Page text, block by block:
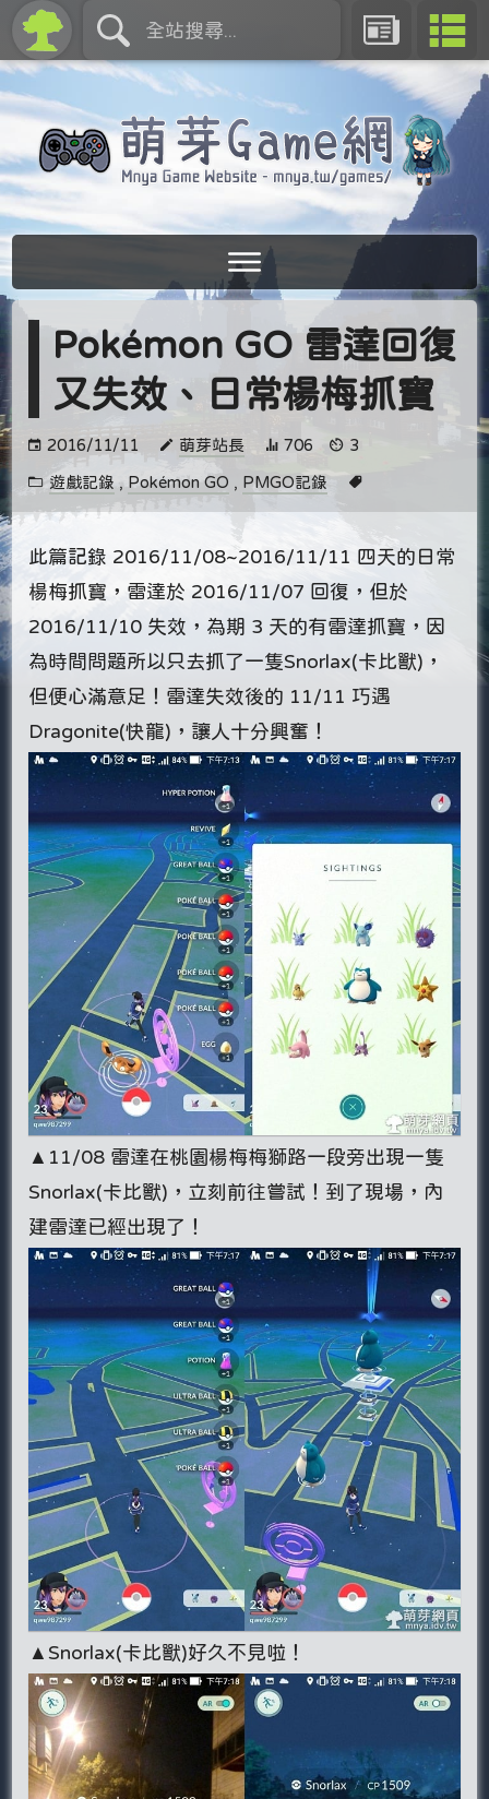
Pokémon GO 雷達回復
又失效、日常楊梅抓寶
2016/11/11 萌芽站長 706 3
遊戲記錄 , Pokémon GO , PMGO記錄
此篇記錄 2016/11/08~2016/11/11 四天的日常
楊梅抓寶，雷達於 2016/11/07 回復，但於
2016/11/10 失效，為期 3 天的有雷達抓寶，因
為時間問題所以只去抓了一隻Snorlax(卡比獸)，
但便心滿意足！雷達失效後的 11/11 巧遇
Dragonite(快龍)，讓人十分興奮！
▲11/08 雷達在桃園楊梅梅獅路一段旁出現一隻
Snorlax(卡比獸)，立刻前往嘗試！到了現場，內
建雷達已經出現了！
▲Snorlax(卡比獸)好久不見啦！